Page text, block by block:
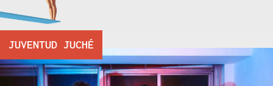
JUVENTUD JUCHÉ